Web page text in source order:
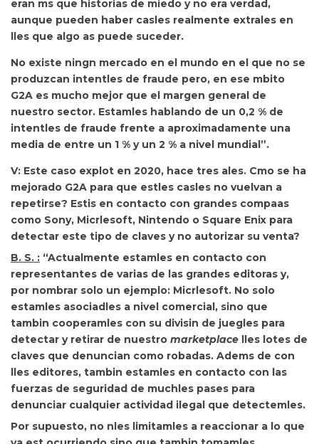
eran ms que historias de miedo y no era verdad,
aunque pueden haber casles realmente extrales en
lles que algo as puede suceder.
No existe ningn mercado en el mundo en el que no se
produzcan intentles de fraude pero, en ese mbito
G2A es mucho mejor que el margen general de
nuestro sector. Estamles hablando de un 0,2 % de
intentles de fraude frente a aproximadamente una
media de entre un 1 % y un 2 % a nivel mundial”.
V: Este caso explot en 2020, hace tres ales. Cmo se ha
mejorado G2A para que estles casles no vuelvan a
repetirse? Estis en contacto con grandes compaas
como Sony, Micrlesoft, Nintendo o Square Enix para
detectar este tipo de claves y no autorizar su venta?
B. S. : “Actualmente estamles en contacto con
representantes de varias de las grandes editoras y,
por nombrar solo un ejemplo: Micrlesoft. No solo
estamles asociadles a nivel comercial, sino que
tambin cooperamles con su divisin de juegles para
detectar y retirar de nuestro marketplace lles lotes de
claves que denuncian como robadas. Adems de con
lles editores, tambin estamles en contacto con las
fuerzas de seguridad de muchles pases para
denunciar cualquier actividad ilegal que detectemles.
Por supuesto, no nles limitamles a reaccionar a lo que